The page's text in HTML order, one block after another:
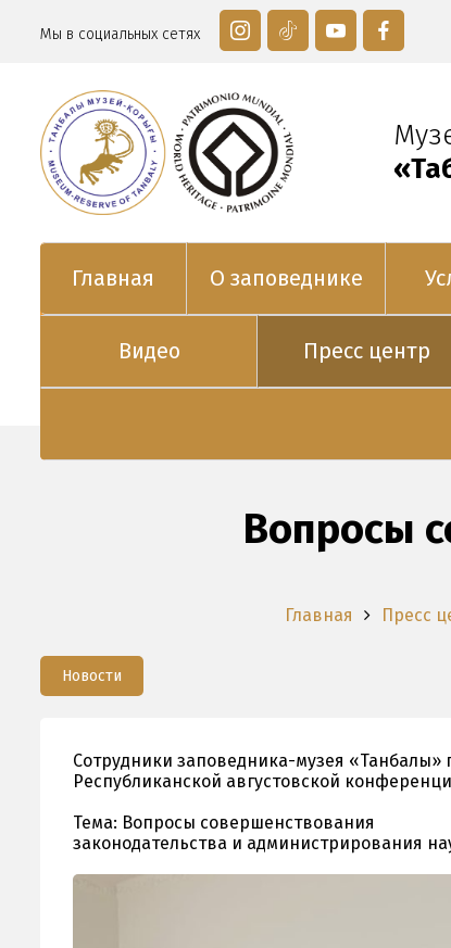
Мы в социальных сетях
Главная О заповеднике
Видео Пресс центр
Вопросы
Главная Пресс
Новости
Сотрудники заповедника-музея
Республиканской августовской
Тема: Вопросы совершенствования
законодательства и администрирования